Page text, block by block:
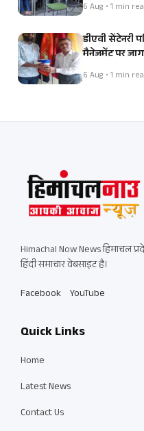
6 Aug • 1 min
डीएवी सेंटेनरी
मैनेजमेंट पर
6 Aug • 1 min
Himachal Now News हिमाचल
हिंदी समाचार वेबसाइट है।
Facebook YouTube
Quick Links
Home
Latest News
Contact Us